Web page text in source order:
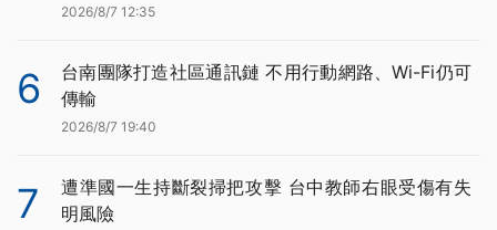
2026/8/7 12:35
6
台南團隊打造社區通訊鏈 不用行動網路、Wi-Fi仍可
傳輸
2026/8/7 19:40
7
遭準國一生持斷裂掃把攻擊 台中教師右眼受傷有失
明風險